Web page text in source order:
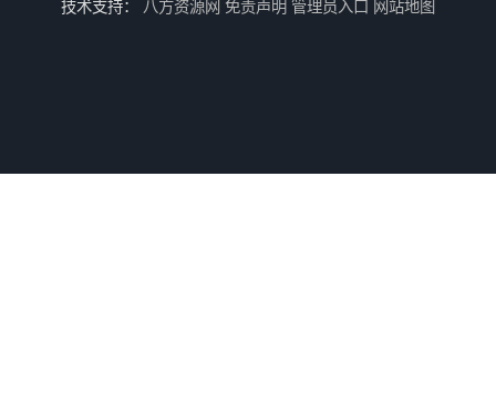
技术支持： 八方资源网 免责声明 管理员入口 网站地图